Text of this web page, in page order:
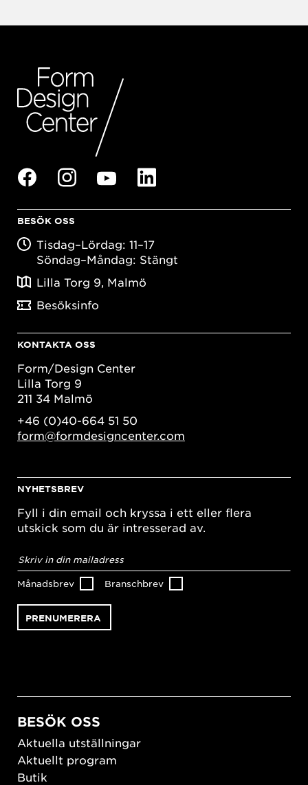
BESÖK OSS
Tisdag–Lördag: 11–17
Söndag–Måndag: Stängt
Lilla Torg 9, Malmö
Besöksinfo
KONTAKTA OSS
Form/Design Center
Lilla Torg 9
211 34 Malmö
+46 (0)40-664 51 50
form@formdesigncenter.com
NYHETSBREV
Fyll i din email och kryssa i ett eller flera
utskick som du är intresserad av.
postadress*
Månadsbrev Branschbrev
BESÖK OSS
Aktuella utställningar
Aktuellt program
Butik